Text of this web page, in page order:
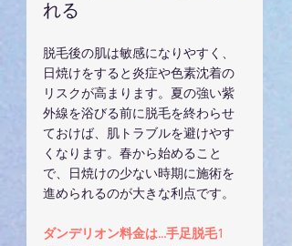
れる
脱毛後の肌は敏感になりやすく、
日焼けをすると炎症や色素沈着の
リスクが高まります。夏の強い紫
外線を浴びる前に脱毛を終わらせ
ておけば、肌トラブルを避けやす
くなります。春から始めること
で、日焼けの少ない時期に施術を
進められるのが大きな利点です。
ダンデリオン料金は…手足脱毛1